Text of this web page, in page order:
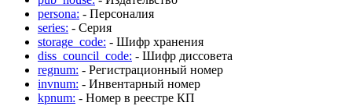
persona: - Персоналия
series: - Серия
storage_code: - Шифр хранения
diss_council_code: - Шифр диссовета
regnum: - Регистрационный номер
invnum: - Инвентарный номер
kpnum: - Номер в реестре КП